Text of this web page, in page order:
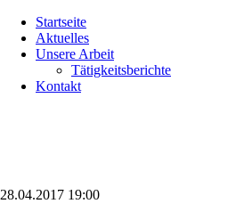
überspringen
Startseite
Aktuelles
Unsere Arbeit
Tätigkeitsberichte
Kontakt
28.04.2017 19:00